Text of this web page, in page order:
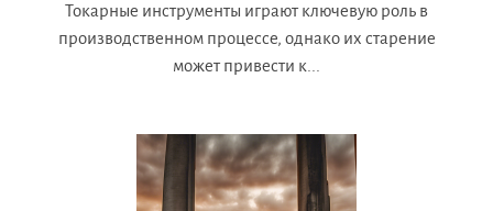
Токарные инструменты играют ключевую роль в
производственном процессе, однако их старение
может привести к...